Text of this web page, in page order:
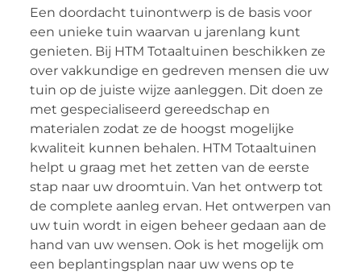
Een doordacht tuinontwerp is de basis voor
een unieke tuin waarvan u jarenlang kunt
genieten. Bij HTM Totaaltuinen beschikken ze
over vakkundige en gedreven mensen die uw
tuin op de juiste wijze aanleggen. Dit doen ze
met gespecialiseerd gereedschap en
materialen zodat ze de hoogst mogelijke
kwaliteit kunnen behalen. HTM Totaaltuinen
helpt u graag met het zetten van de eerste
stap naar uw droomtuin. Van het ontwerp tot
de complete aanleg ervan. Het ontwerpen van
uw tuin wordt in eigen beheer gedaan aan de
hand van uw wensen. Ook is het mogelijk om
een beplantingsplan naar uw wens op te